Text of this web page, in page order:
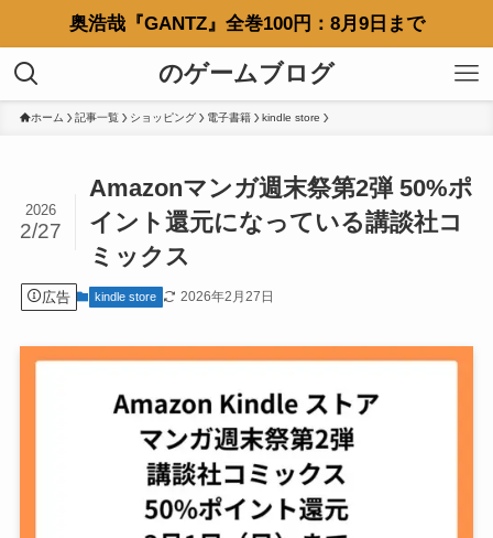
奥浩哉『GANTZ』全巻100円：8月9日まで
のゲームブログ
ホーム 記事一覧 ショッピング 電子書籍 kindle store
Amazonマンガ週末祭第2弾 50%ポ
イント還元になっている講談社コ
ミックス
2026
2/27
広告 kindle store 2026年2月27日